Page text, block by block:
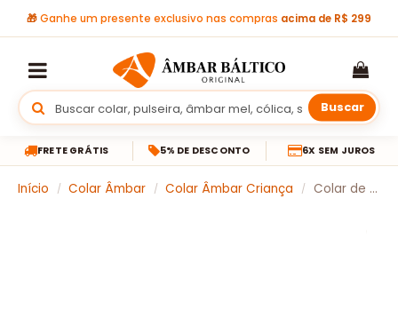
🎁Ganhe um presente exclusivo nas compras acima de R$ 299
Buscar
FRETE GRÁTIS 5% DE DESCONTO 6X SEM JUROS
Início / Colar Âmbar / Colar Âmbar Criança / Colar de âmbar criança barroco green escuro curativo polido – 38 cm